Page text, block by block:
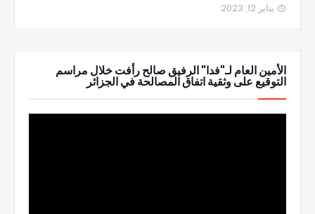
يناير 12, 2023
الأمين العام لـ"فدا" الرفيق صالح رأفت خلال مراسم
التوقيع على وثقية اتفاق المصالحة في الجزائر